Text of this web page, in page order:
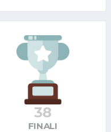
38
FINALI